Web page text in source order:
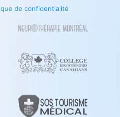
de confidentialité